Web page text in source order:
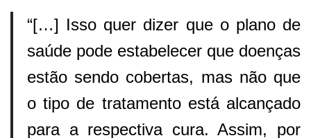
“[…] Isso quer dizer que o plano de
saúde pode estabelecer que doenças
estão sendo cobertas, mas não que
o tipo de tratamento está alcançado
para a respectiva cura. Assim, por